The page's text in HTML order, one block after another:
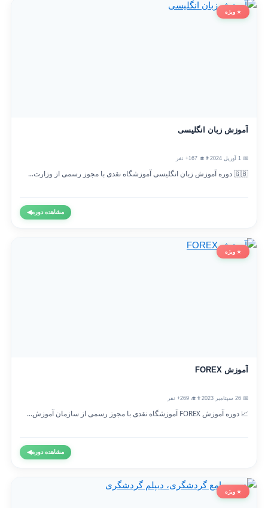
⭐ ویژه
آموزش زبان انگلیسی
👨‍🎓 167+ نفر
🇬🇧 دوره آموزش زبان انگلیسی آموزشگاه نقدی با مجوز رسمی از وزارت...
مشاهده دوره◀
⭐ ویژه
آموزش FOREX
👨‍🎓 269+ نفر
📈 دوره آموزش FOREX آموزشگاه نقدی با مجوز رسمی از سازمان آموزش...
مشاهده دوره◀
⭐ ویژه